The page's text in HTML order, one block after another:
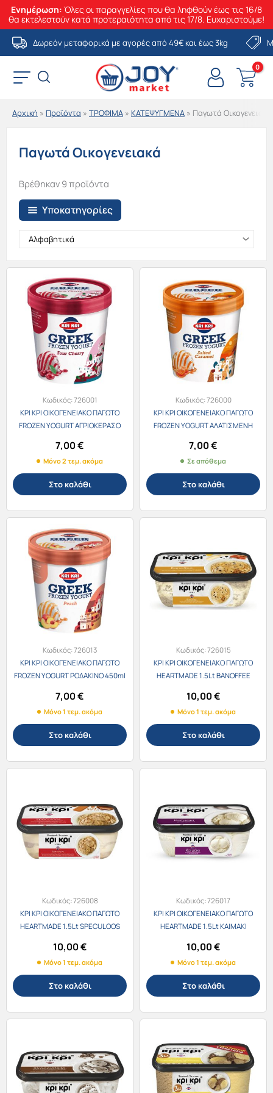
Ενημέρωση: Όλες οι παραγγελίες που θα ληφθούν έως τις 16/8
θα εκτελεστούν κατά προτεραιότητα από τις 17/8. Ευχαριστούμε!
Μετάβαση
στο
περιεχόμενο
Δωρεάν μεταφορικά με αγορές από 49€ και έως 3kg
Αρχική » Προϊόντα » ΤΡΟΦΙΜΑ » ΚΑΤΕΨΥΓΜΕΝΑ » Παγωτά Οικογενειακά
Παγωτά Οικογενειακά
Υποκατηγορίες
Βρέθηκαν 9 προϊόντα
Κωδικός:726001
ΚΡΙ ΚΡΙ ΟΙΚΟΓΕΝΕΙΑΚΟ ΠΑΓΩΤΟ
FROZEN YOGURT ΑΓΡΙΟΚΕΡΑΣΟ
7,00€
Μόνο 2 τεμ. ακόμα
Στο καλάθι
Κωδικός:726000
ΚΡΙ ΚΡΙ ΟΙΚΟΓΕΝΕΙΑΚΟ ΠΑΓΩΤΟ
FROZEN YOGURT ΑΛΑΤΙΣΜΕΝΗ
7,00€
Σε απόθεμα
Στο καλάθι
Κωδικός:726013
ΚΡΙ ΚΡΙ ΟΙΚΟΓΕΝΕΙΑΚΟ ΠΑΓΩΤΟ
FROZEN YOGURT ΡΟΔΑΚΙΝΟ 450ml
7,00€
Μόνο 1 τεμ. ακόμα
Στο καλάθι
Κωδικός:726015
ΚΡΙ ΚΡΙ ΟΙΚΟΓΕΝΕΙΑΚΟ ΠΑΓΩΤΟ
HEARTMADE 1.5Lt BANOFFEE
10,00€
Μόνο 1 τεμ. ακόμα
Στο καλάθι
Κωδικός:726008
ΚΡΙ ΚΡΙ ΟΙΚΟΓΕΝΕΙΑΚΟ ΠΑΓΩΤΟ
HEARTMADE 1.5Lt SPECULOOS
10,00€
Μόνο 1 τεμ. ακόμα
Στο καλάθι
Κωδικός:726017
ΚΡΙ ΚΡΙ ΟΙΚΟΓΕΝΕΙΑΚΟ ΠΑΓΩΤΟ
HEARTMADE 1.5Lt ΚΑΙΜΑΚΙ
10,00€
Μόνο 1 τεμ. ακόμα
Στο καλάθι